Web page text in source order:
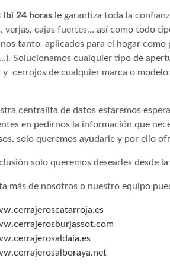
Ibi 24 horas le garantiza toda la
verjas, cajas fuertes… así como todo
tanto aplicados para el hogar
Solucionamos cualquier tipo de
y cerrojos de cualquier marca o
centralita de datos estaremos
en pedirnos la información que
solo queremos ayudarle y por ello
solo queremos desearles desde
más de nosotros o nuestro equipo